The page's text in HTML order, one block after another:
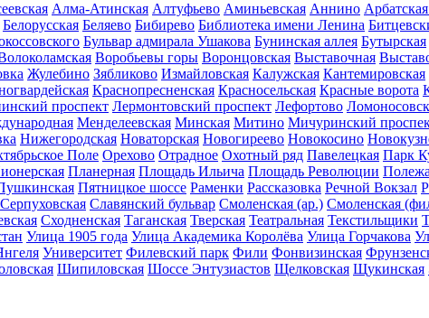
Алма-Атинская Алтуфьево Аминьевская Аннино
Белорусская Беляево Бибирево Библиотека имени Ленина
Бульвар адмирала Ушакова Бунинская аллея Бутырская
Воробьевы горы Воронцовская Выставочная
Жулебино Зябликово Измайловская Калужская Кантемировская
Краснопресненская Красносельская Красные ворота
проспект Лермонтовский проспект Лефортово
Менделеевская Минская Митино Мичуринский
Нижегородская Новаторская Новогиреево Новокосино
Поле Орехово Отрадное Охотный ряд Павелецкая Парк
Планерная Площадь Ильича Площадь Революции
Пятницкое шоссе Раменки Рассказовка Речной Вокзал
Серпуховская Славянский бульвар Смоленская (ар.) Смоленская
Сходненская Таганская Тверская Театральная Текстильщики
Улица 1905 года Улица Академика Королёва Улица Горчакова
Университет Филевский парк Фили Фонвизинская
Шипиловская Шоссе Энтузиастов Щелковская Щукинская